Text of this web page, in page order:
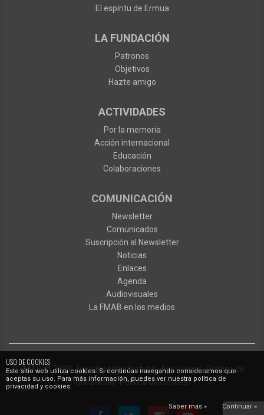
USO DE COOKIES
Este sitio web utiliza cookies. Si continúas navegando consideramos que
aceptas su uso. Para más información, puedes ver nuestra política de
privacidad y cookies.
Saber más » Continuar »
El espíritu de Ermua
LA FUNDACIÓN
Patronos
Objetivos
Hazte amigo
ACTIVIDADES
Por la memoria
Acción internacional
Educación
Colaboraciones
COMUNICACIÓN
Newsletter
Comunicados
Suscripción al Newsletter
Noticias
Enlaces
Agenda
Audiovisuales
La FMAB en los medios
FMAB© 2023·Developed byIxotype·Aviso legal·Política de
privacidad·Política de cookies